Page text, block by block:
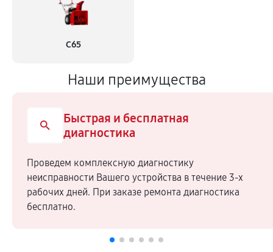
С65
Наши преимущества
Быстрая и бесплатная
диагностика
Проведем комплексную диагностику
неисправности Вашего устройства в течение 3-х
рабочих дней. При заказе ремонта диагностика
бесплатно.